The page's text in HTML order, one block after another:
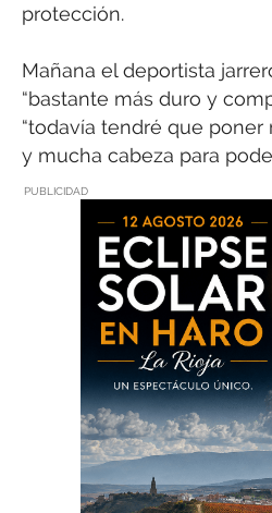
protección.
Mañana el deportista
“bastante más duro y
“todavía tendré que poner
y mucha cabeza para
PUBLICIDAD